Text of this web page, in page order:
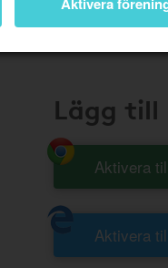
Lägg till
Aktivera
Aktivera